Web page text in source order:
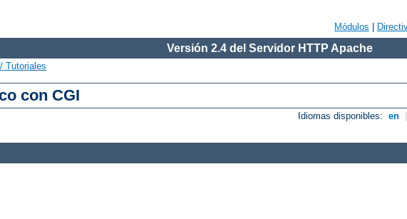
Módulos
Versión 2.4 del Servidor HTTP Apache
Tutoriales
con CGI
Idiomas disponibles: en